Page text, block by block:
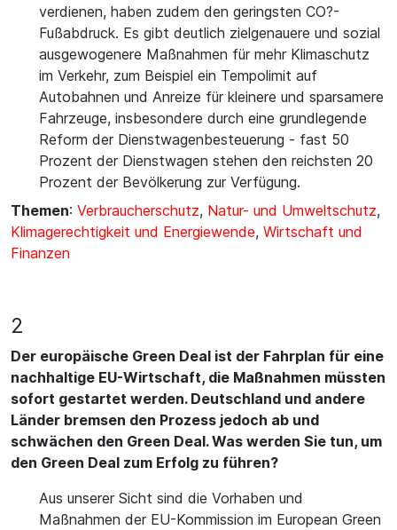
verdienen, haben zudem den geringsten CO?-
Fußabdruck. Es gibt deutlich zielgenauere und sozial
ausgewogenere Maßnahmen für mehr Klimaschutz
im Verkehr, zum Beispiel ein Tempolimit auf
Autobahnen und Anreize für kleinere und sparsamere
Fahrzeuge, insbesondere durch eine grundlegende
Reform der Dienstwagenbesteuerung - fast 50
Prozent der Dienstwagen stehen den reichsten 20
Prozent der Bevölkerung zur Verfügung.
Themen: Verbraucherschutz, Natur- und Umweltschutz,
Klimagerechtigkeit und Energiewende, Wirtschaft und
Finanzen
2
Der europäische Green Deal ist der Fahrplan für eine
nachhaltige EU-Wirtschaft, die Maßnahmen müssten
sofort gestartet werden. Deutschland und andere
Länder bremsen den Prozess jedoch ab und
schwächen den Green Deal. Was werden Sie tun, um
den Green Deal zum Erfolg zu führen?
Aus unserer Sicht sind die Vorhaben und
Maßnahmen der EU-Kommission im European Green